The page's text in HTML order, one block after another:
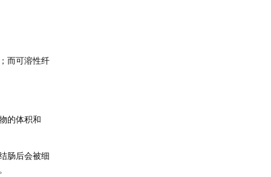
而可溶性纤
的体积和
肠后会被细